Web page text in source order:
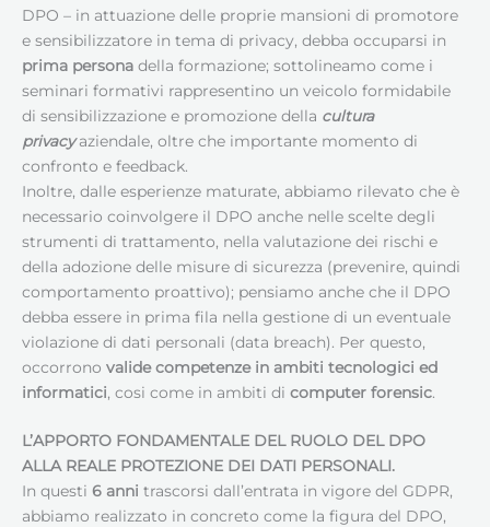
DPO – in attuazione delle proprie mansioni di promotore
e sensibilizzatore in tema di privacy, debba occuparsi in
prima persona della formazione; sottolineamo come i
seminari formativi rappresentino un veicolo formidabile
di sensibilizzazione e promozione della cultura
privacyaziendale, oltre che importante momento di
confronto e feedback.
Inoltre, dalle esperienze maturate, abbiamo rilevato che è
necessario coinvolgere il DPO anche nelle scelte degli
strumenti di trattamento, nella valutazione dei rischi e
della adozione delle misure di sicurezza (prevenire, quindi
comportamento proattivo); pensiamo anche che il DPO
debba essere in prima fila nella gestione di un eventuale
violazione di dati personali (data breach). Per questo,
occorrono valide competenze in ambiti tecnologici ed
informatici, cosi come in ambiti di computer forensic.
L’APPORTO FONDAMENTALE DEL RUOLO DEL DPO
ALLA REALE PROTEZIONE DEI DATI PERSONALI.
In questi 6 anni trascorsi dall’entrata in vigore del GDPR,
abbiamo realizzato in concreto come la figura del DPO,